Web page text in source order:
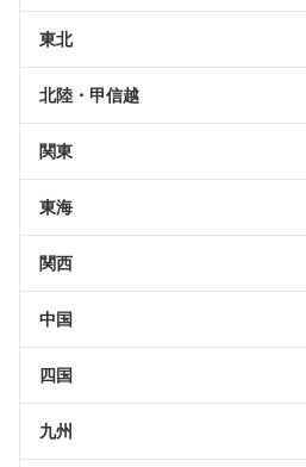
東北
北陸・甲信越
関東
東海
関西
中国
四国
九州